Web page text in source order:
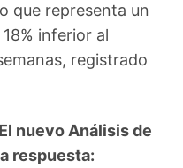
que representa un
inferior al
registrado
nuevo Análisis de
respuesta: